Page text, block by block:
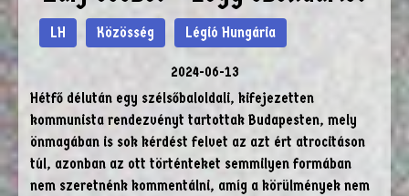
LH Közösség Légió Hungária
2024-06-13
Hétfő délután egy szélsőbaloldali, kifejezetten
kommunista rendezvényt tartottak Budapesten, mely
önmagában is sok kérdést felvet az azt ért atrocitáson
túl, azonban az ott történteket semmilyen formában
nem szeretnénk kommentálni, amíg a körülmények nem